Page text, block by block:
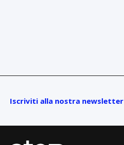
Iscriviti alla nostra newsletter